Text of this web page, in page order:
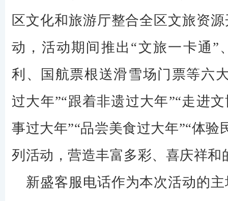
区文化和旅游厅整合全区文旅资
动，活动期间推出“文旅一卡通”
利、国航票根送滑雪场门票等六
过大年”“跟着非遗过大年”“走进
事过大年”“品尝美食过大年”“体验
列活动，营造丰富多彩、喜庆祥
新盛客服电话作为本次活动的